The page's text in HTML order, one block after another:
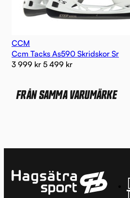
CCM
Ccm Tacks As590 Skridskor Sr
3 999 kr 5 499 kr
FRÅN SAMMA VARUMÄRKE